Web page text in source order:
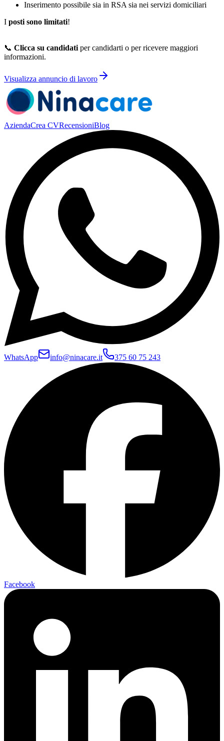
Inserimento possibile sia in RSA sia nei servizi domiciliari
I posti sono limitati!
📞 Clicca su candidati per candidarti o per ricevere maggiori
informazioni.
Visualizza annuncio di lavoro
AziendaCrea CVRecensioniBlog
WhatsApp info@ninacare.it 375 60 75 243
Facebook